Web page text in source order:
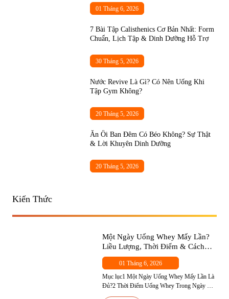
01 Tháng 6, 2026
7 Bài Tập Calisthenics Cơ Bản Nhất: Form
Chuẩn, Lịch Tập & Dinh Dưỡng Hỗ Trợ
30 Tháng 5, 2026
Nước Revive Là Gì? Có Nên Uống Khi
Tập Gym Không?
20 Tháng 5, 2026
Ăn Ổi Ban Đêm Có Béo Không? Sự Thật
& Lời Khuyên Dinh Dưỡng
20 Tháng 5, 2026
Kiến Thức
Một Ngày Uống Whey Mấy Lần?
Liều Lượng, Thời Điểm & Cách
Chọn Đúng Cho Người Mới
01 Tháng 6, 2026
Mục lục1 Một Ngày Uống Whey Mấy Lần Là
Đủ?2 Thời Điểm Uống Whey Trong Ngày —
Đâu Là Quan Trọng Nhất?2.1 Thời Điểm 1